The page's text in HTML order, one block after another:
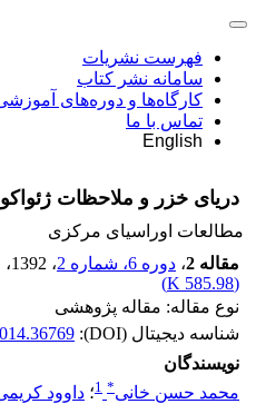
فهرست نشریات
سامانه نشر کتاب
کارگاه‌ها و دوره‌های
تماس با ما
English
دریای خزر و ملاحظات
مطالعات اوراسیای مرکزی
مقاله 2
، دوره 6، شماره 2 ، 1392
(
585.98 K
)
نوع مقاله: مقاله پژوهشی
شناسه دیجیتال (DOI):
نویسندگان
محمد حسن خانی*
1؛ داوود